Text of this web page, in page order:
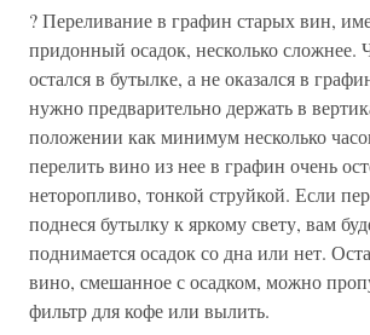
? Переливание в графин старых вин,
придонный осадок, несколько сложнее.
остался в бутылке, а не оказался в
нужно предварительно держать в
положении как минимум несколько
перелить вино из нее в графин очень
неторопливо, тонкой струйкой. Если
поднеся бутылку к яркому свету, вам
поднимается осадок со дна или нет.
вино, смешанное с осадком, можно
фильтр для кофе или вылить.